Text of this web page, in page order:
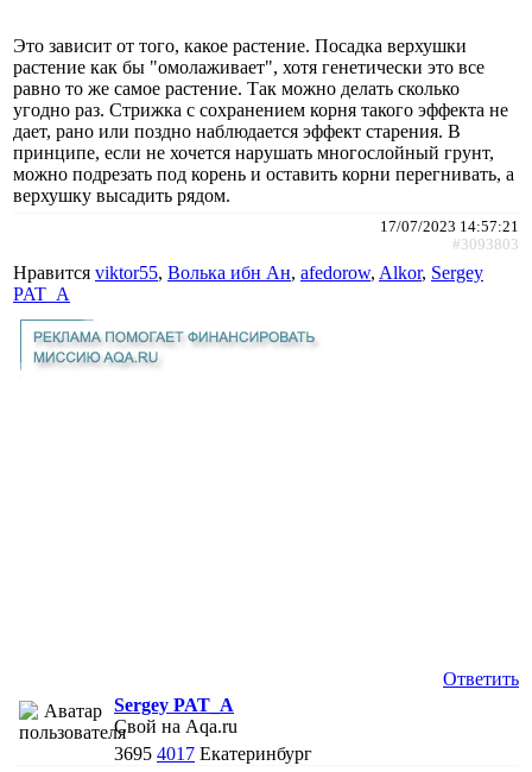
Это зависит от того, какое растение. Посадка верхушки
растение как бы "омолаживает", хотя генетически это все
равно то же самое растение. Так можно делать сколько
угодно раз. Стрижка с сохранением корня такого эффекта не
дает, рано или поздно наблюдается эффект старения. В
принципе, если не хочется нарушать многослойный грунт,
можно подрезать под корень и оставить корни перегнивать, а
верхушку высадить рядом.
17/07/2023 14:57:21
#3093803
Нравится viktor55, Волька ибн Ан, afedorow, Alkor, Sergey
PAT_A
Ответить
Sergey PAT_A
Свой на Aqa.ru
3695 4017 Екатеринбург